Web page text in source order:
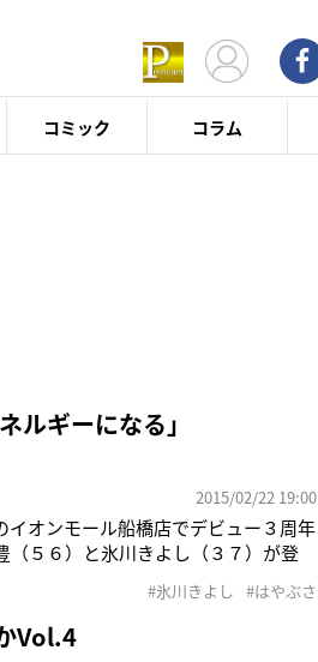
コミック コラム
ルギーになる」
2015/02/22 19:00
オンモール船橋店でデビュー３周年
（５６）と氷川きよし（３７）が登
題となり、幅広い世代から注目を集め
#氷川きよし #はやぶさ
Vol.4